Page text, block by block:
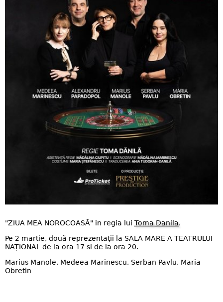
"ZIUA MEA NOROCOASĂ" in regia lui Toma Danila.
Pe 2 martie, două reprezentații la SALA MARE A TEATRULUI
NAȚIONAL de la ora 17 si de la ora 20.
Marius Manole, Medeea Marinescu, Serban Pavlu, Maria
Obretin